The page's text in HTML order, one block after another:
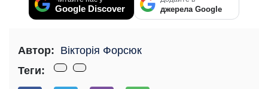
Google Discover джерела Google
Автор: Вікторія Форсюк
Теги: